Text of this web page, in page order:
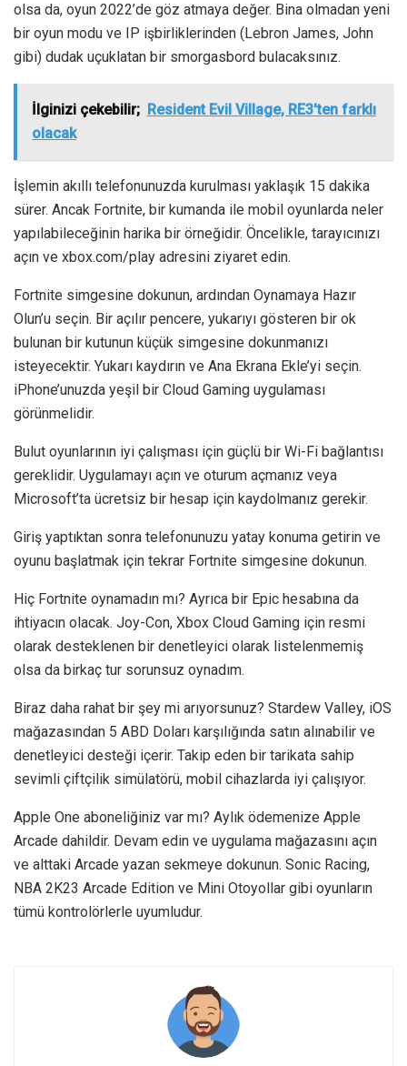
olsa da, oyun 2022’de göz atmaya değer. Bina olmadan yeni
bir oyun modu ve IP işbirliklerinden (Lebron James, John
gibi) dudak uçuklatan bir smorgasbord bulacaksınız.
İlginizi çekebilir; Resident Evil Village, RE3'ten farklı
olacak
İşlemin akıllı telefonunuzda kurulması yaklaşık 15 dakika
sürer. Ancak Fortnite, bir kumanda ile mobil oyunlarda neler
yapılabileceğinin harika bir örneğidir. Öncelikle, tarayıcınızı
açın ve xbox.com/play adresini ziyaret edin.
Fortnite simgesine dokunun, ardından Oynamaya Hazır
Olun’u seçin. Bir açılır pencere, yukarıyı gösteren bir ok
bulunan bir kutunun küçük simgesine dokunmanızı
isteyecektir. Yukarı kaydırın ve Ana Ekrana Ekle’yi seçin.
iPhone’unuzda yeşil bir Cloud Gaming uygulaması
görünmelidir.
Bulut oyunlarının iyi çalışması için güçlü bir Wi-Fi bağlantısı
gereklidir. Uygulamayı açın ve oturum açmanız veya
Microsoft’ta ücretsiz bir hesap için kaydolmanız gerekir.
Giriş yaptıktan sonra telefonunuzu yatay konuma getirin ve
oyunu başlatmak için tekrar Fortnite simgesine dokunun.
Hiç Fortnite oynamadın mı? Ayrıca bir Epic hesabına da
ihtiyacın olacak. Joy-Con, Xbox Cloud Gaming için resmi
olarak desteklenen bir denetleyici olarak listelenmemiş
olsa da birkaç tur sorunsuz oynadım.
Biraz daha rahat bir şey mi arıyorsunuz? Stardew Valley, iOS
mağazasından 5 ABD Doları karşılığında satın alınabilir ve
denetleyici desteği içerir. Takip eden bir tarikata sahip
sevimli çiftçilik simülatörü, mobil cihazlarda iyi çalışıyor.
Apple One aboneliğiniz var mı? Aylık ödemenize Apple
Arcade dahildir. Devam edin ve uygulama mağazasını açın
ve alttaki Arcade yazan sekmeye dokunun. Sonic Racing,
NBA 2K23 Arcade Edition ve Mini Otoyollar gibi oyunların
tümü kontrolörlerle uyumludur.